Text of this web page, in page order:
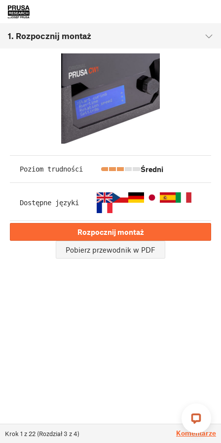
1. Rozpocznij montaż
Krok 1 z 22 (Rozdział3 z4) Komentarze
Poziom trudności Średni
Dostępne języki
Rozpocznij montaż
Pobierz przewodnik w PDF